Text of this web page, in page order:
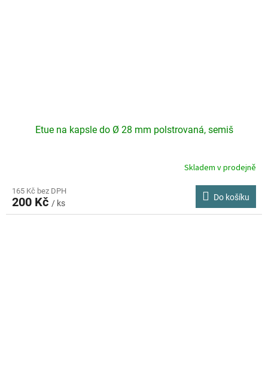
Etue na kapsle do Ø 28 mm polstrovaná, semiš
Skladem v prodejně
165 Kč bez DPH
200 Kč / ks
Do košíku